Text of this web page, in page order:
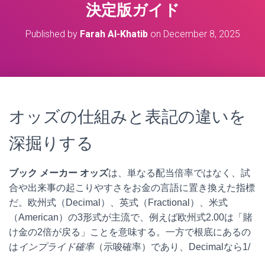
決定版ガイド
Published by Farah Al-Khatibon December 8, 2025
オッズの仕組みと表記の違いを
深掘りする
ブック メーカー オッズは、単なる配当倍率ではなく、試
合や出来事の起こりやすさをお金の言語に置き換えた指標
だ。欧州式（Decimal）、英式（Fractional）、米式
（American）の3形式が主流で、例えば欧州式2.00は「賭
け金の2倍が戻る」ことを意味する。一方で根底にあるの
はインプライド確率（示唆確率）であり、Decimalなら1/